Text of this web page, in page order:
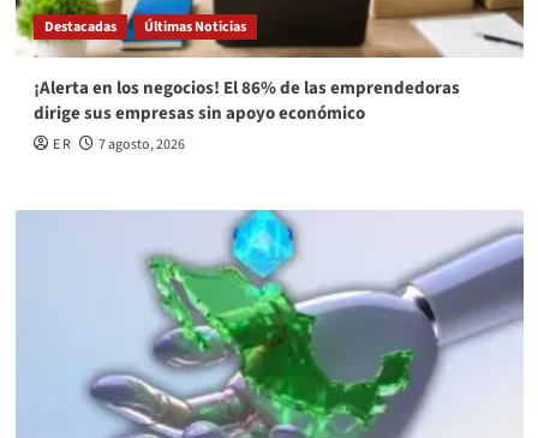
Destacadas Últimas Noticias
¡Alerta en los negocios! El 86% de las emprendedoras
dirige sus empresas sin apoyo económico
E R 7 agosto, 2026